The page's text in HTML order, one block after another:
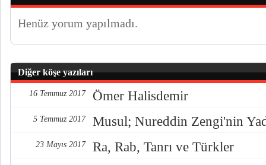
Henüz yorum yapılmadı.
Diğer köşe yazıları
16 Temmuz 2017 Ömer Halisdemir
5 Temmuz 2017 Musul; Nureddin Zengi'nin
23 Mayıs 2017 Ra, Rab, Tanrı ve Türkler